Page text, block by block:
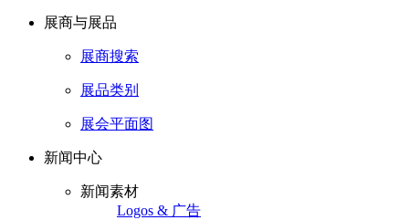
展商与展品
展商搜索
展品类别
展会平面图
新闻中心
新闻素材
Logos & 广告